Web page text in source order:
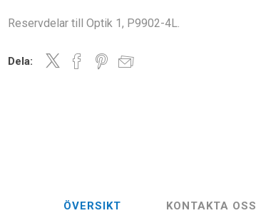
Reservdelar till Optik 1, P9902-4L.
Dela:
ÖVERSIKT KONTAKTA OSS